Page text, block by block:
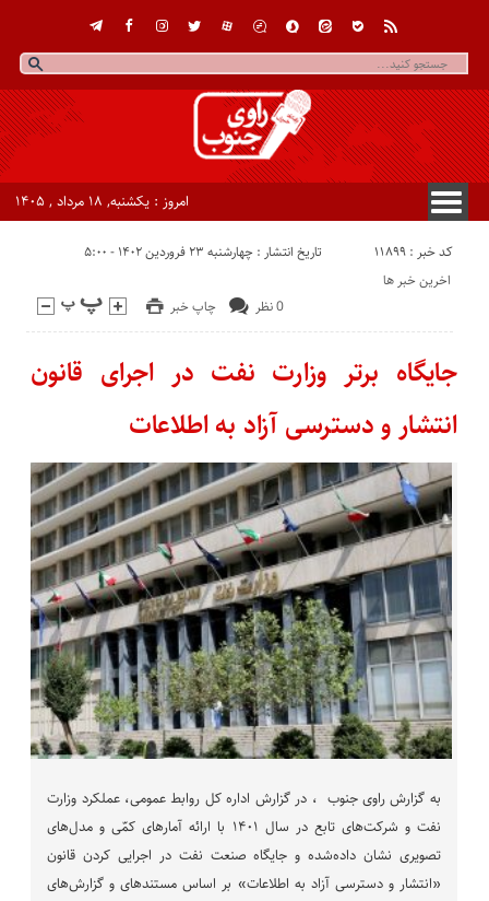
امروز : یکشنبه, ۱۸ مرداد , ۱۴۰۵
کد خبر : 11899 تاریخ انتشار : چهارشنبه ۲۳ فروردین ۱۴۰۲ - ۵:۰۰
چاپ خبر 0 نظر
اخرین خبر ها
جایگاه برتر وزارت نفت در اجرای قانون
انتشار و دسترسی آزاد به اطلاعات
به گزارش راوی جنوب ، در گزارش اداره کل روابط عمومی، عملکرد وزارت
نفت و شرکت‌های تابع در سال ۱۴۰۱ با ارائه آمارهای کمّی و مدل‌های
تصویری نشان داده‌شده و جایگاه صنعت نفت در اجرایی کردن قانون
«انتشار و دسترسی آزاد به اطلاعات» بر اساس مستندهای و گزارش‌های